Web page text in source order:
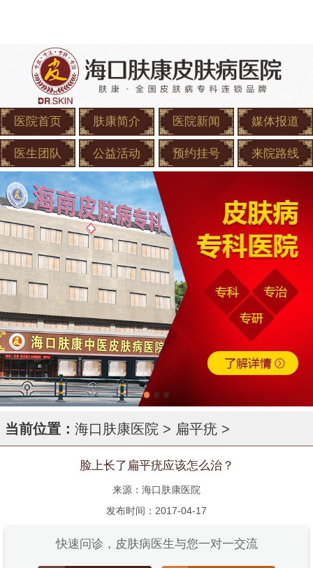
医院首页 肤康简介 医院新闻 媒体报道
医生团队 公益活动 预约挂号 来院路线
当前位置： 海口肤康医院 > 扁平疣 >
脸上长了扁平疣应该怎么治？
来源：海口肤康医院
发布时间：2017-04-17
快速问诊，皮肤病医生与您一对一交流